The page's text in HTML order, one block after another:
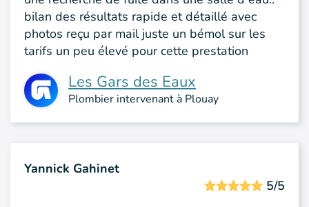
bilan des résultats rapide et détaillé avec
photos reçu par mail juste un bémol sur les
tarifs un peu élevé pour cette prestation
Les Gars des Eaux
Plombier intervenant à Plouay
Yannick Gahinet
5/5